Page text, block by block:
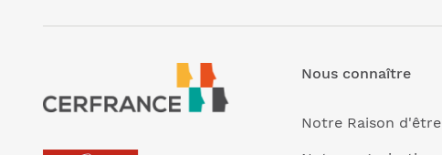
Nous connaître
Notre Raison d'être